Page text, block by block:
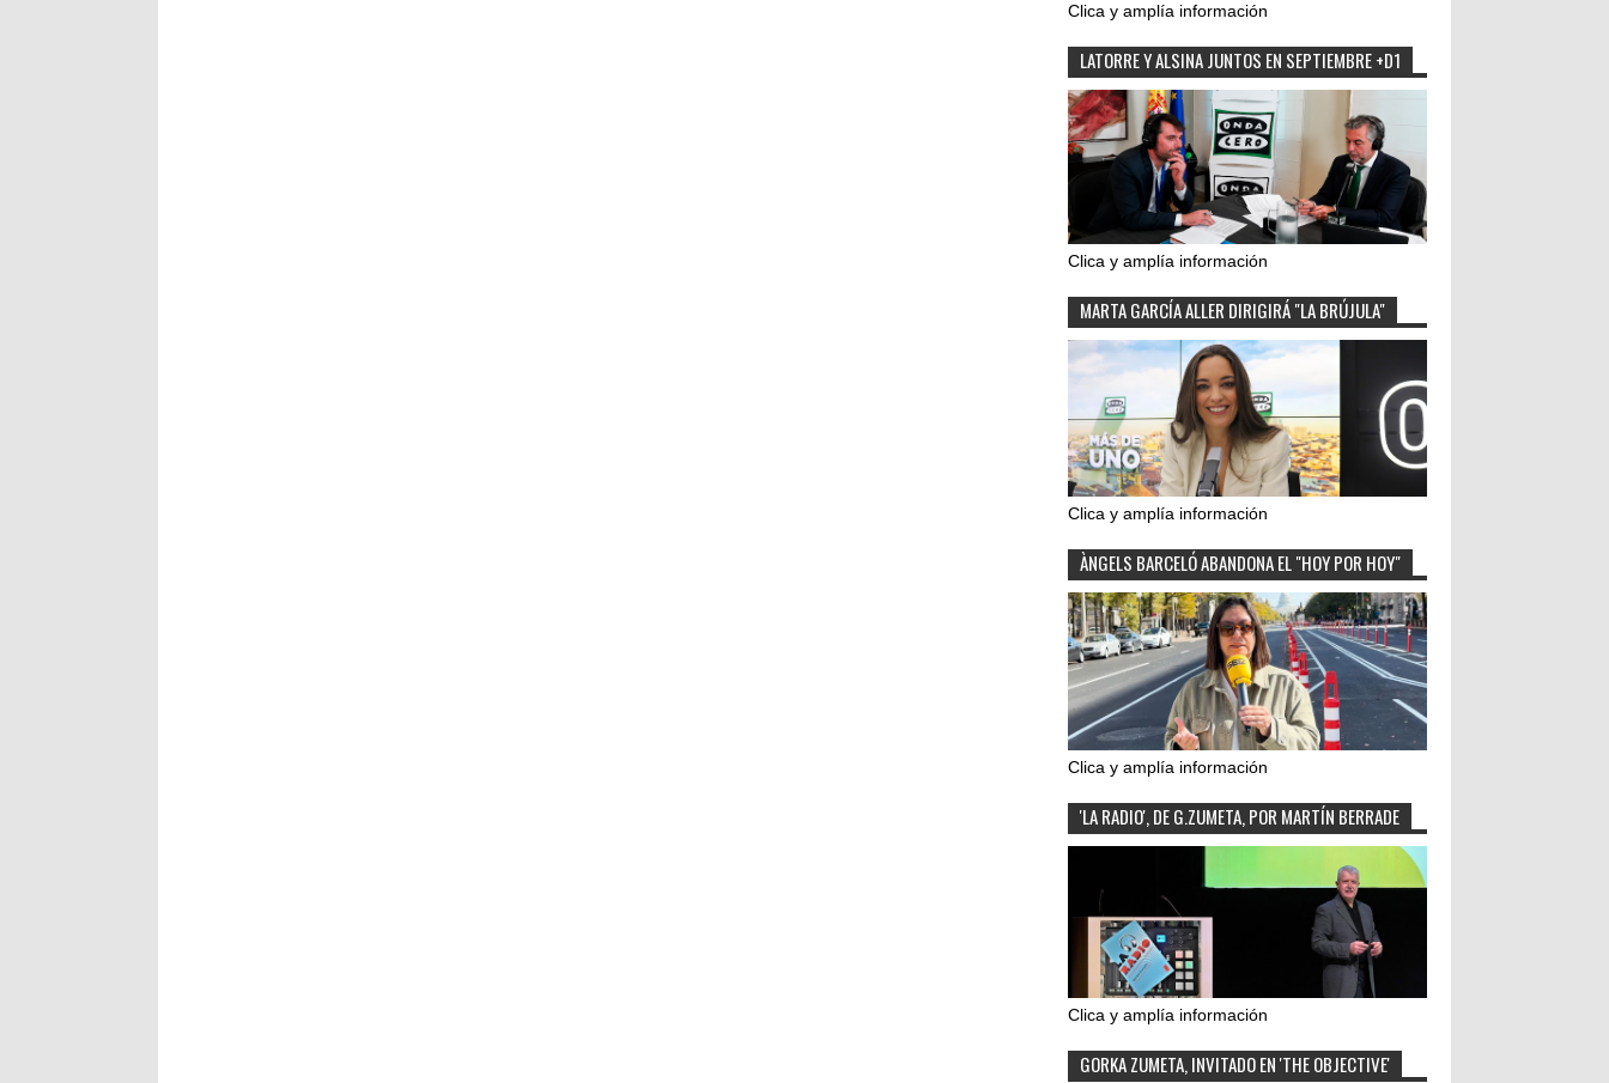
Clica y amplía información
LATORRE Y ALSINA JUNTOS EN SEPTIEMBRE +D1
Clica y amplía información
MARTA GARCÍA ALLER DIRIGIRÁ "LA BRÚJULA"
Clica y amplía información
ÀNGELS BARCELÓ ABANDONA EL "HOY POR HOY"
Clica y amplía información
'LA RADIO', DE G.ZUMETA, POR MARTÍN BERRADE
Clica y amplía información
GORKA ZUMETA, INVITADO EN 'THE OBJECTIVE'